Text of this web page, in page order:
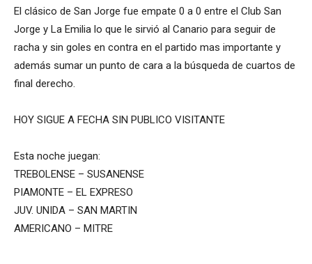
El clásico de San Jorge fue empate 0 a 0 entre el Club San
Jorge y La Emilia lo que le sirvió al Canario para seguir de
racha y sin goles en contra en el partido mas importante y
además sumar un punto de cara a la búsqueda de cuartos de
final derecho.
HOY SIGUE A FECHA SIN PUBLICO VISITANTE
Esta noche juegan:
TREBOLENSE – SUSANENSE
PIAMONTE – EL EXPRESO
JUV. UNIDA – SAN MARTIN
AMERICANO – MITRE